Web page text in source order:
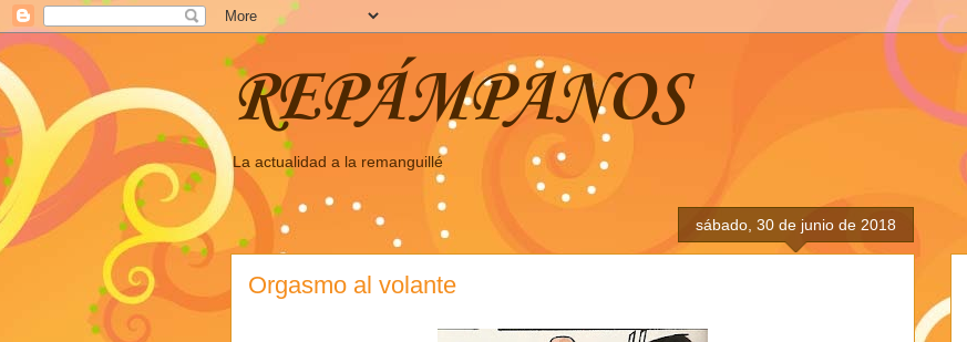
REPÁMPANOS
La actualidad a la remanguillé
sábado, 30 de junio de 2018
Orgasmo al volante